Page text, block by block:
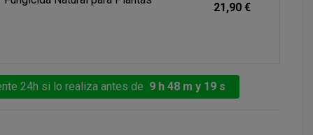
21,90 €
24h si lo realiza antes de 9 h 48 m y 18 s